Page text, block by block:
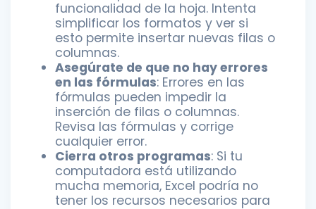
funcionalidad de la hoja. Intenta
simplificar los formatos y ver si
esto permite insertar nuevas filas o
columnas.
Asegúrate de que no hay errores
en las fórmulas: Errores en las
fórmulas pueden impedir la
inserción de filas o columnas.
Revisa las fórmulas y corrige
cualquier error.
Cierra otros programas: Si tu
computadora está utilizando
mucha memoria, Excel podría no
tener los recursos necesarios para